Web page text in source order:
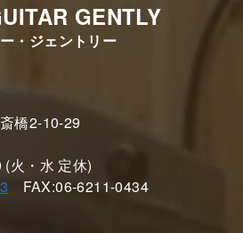
GENTLY
・ジェントリー
橋2-10-29
火・水 定休)
FAX:06-6211-0434